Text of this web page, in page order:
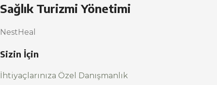
Sağlık Turizmi Yönetimi
NestHeal
Sizin İçin
İhtiyaçlarınıza Özel Danışmanlık